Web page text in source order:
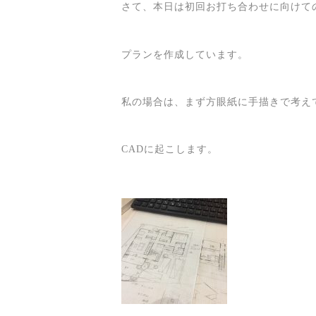
さて、本日は初回お打ち合わせに向けて
プランを作成しています。
私の場合は、まず方眼紙に手描きで考え
CADに起こします。